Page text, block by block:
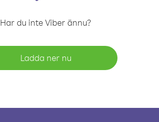
Har du inte Viber ännu?
Ladda ner nu